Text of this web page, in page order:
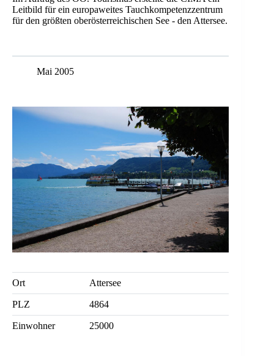
Leitbild für ein europaweites Tauchkompetenzzentrum
für den größten oberösterreichischen See - den Attersee.
Mai 2005
Ort Attersee
PLZ 4864
Einwohner 25000